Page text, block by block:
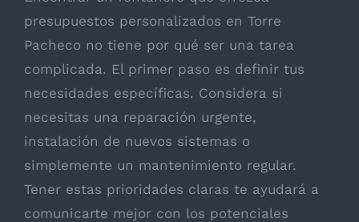
presupuestos personalizados en Torre
Pacheco no tiene por qué ser una tarea
complicada. El primer paso es definir tus
necesidades específicas. Considera si
necesitas una reparación urgente,
instalación de nuevos sistemas o
simplemente un mantenimiento regular.
Tener estas prioridades claras te ayudará a
comunicarte mejor con los potenciales